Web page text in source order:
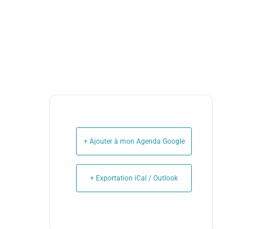
+ Ajouter à mon Agenda Google
+ Exportation iCal / Outlook